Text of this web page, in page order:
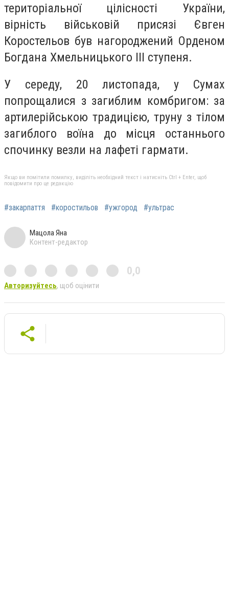
територіальної цілісності України,
вірність військовій присязі Євген
Коростельов був нагороджений Орденом
Богдана Хмельницького ІІІ ступеня.
У середу, 20 листопада, у Сумах
попрощалися з загиблим комбригом: за
артилерійською традицією, труну з тілом
загиблого воїна до місця останнього
спочинку везли на лафеті гармати.
Якщо ви помітили помилку, виділіть необхідний текст і натисніть Ctrl + Enter, щоб
повідомити про це редакцію
#закарпаття #коростильов #ужгород #ультрас
Мацола Яна
Контент-редактор
0,0
Авторизуйтесь, щоб оцінити